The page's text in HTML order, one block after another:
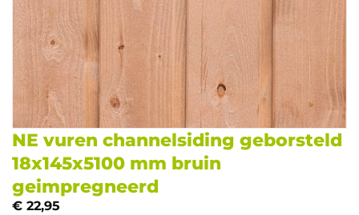
NE vuren channelsiding geborsteld
18x145x5100 mm bruin
geimpregneerd
€ 22,95